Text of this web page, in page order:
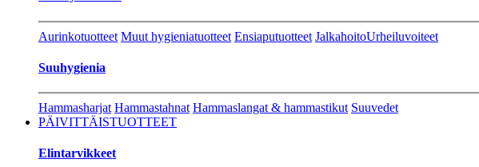
Aurinkotuotteet Muut hygieniatuotteet Ensiaputuotteet JalkahoitoUrheiluvoiteet
Suuhygienia
Hammasharjat Hammastahnat Hammaslangat & hammastikut Suuvedet
PÄIVITTÄISTUOTTEET
Elintarvikkeet